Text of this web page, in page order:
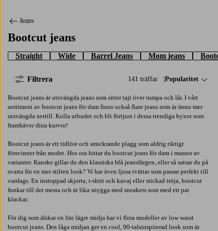
Jeans
Bootcut jeans
Straight Wide Barrel Jeans Mom jeans
141 träffar Sortera på:
Popularitet
Filtrera
Bootcut jeans är utsvängda jeans som sitter tajt över rumpa och lår. I vårt
sortiment av bootcut jeans för dam finns också flare jeans som är ännu mer
utsvängda nertill. Kolla utbudet och bli förtjust i dessa trendiga byxor som
framhäver dina kurvor!
Bootcut jeans är ett tidlöst och smickrande plagg som aldrig riktigt
försvinner från modet. Hos oss hittar du bootcut jeans för dam i massor av
varianter. Kanske gillar du den klassiska blå jeansfärgen, eller så satsar du på
svarta för en mer stilren look? Vi har även ljusa tvättar som passar perfekt till
vardags. En instoppad skjorta, t-shirt och kavaj eller stickad tröja, bootcut
funkar till det mesta och är lika snygga med sneakers som med ett par
klackar.
För dig som älskar en lite lägre midja har vi flera modeller av low waist
bootcut jeans. Den låga midjan ger en cool, 90-talsinspirerad look som är